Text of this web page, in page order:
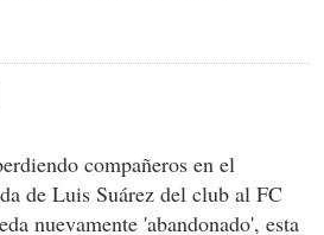
compañeros en el
de Luis Suárez del club al FC
nuevamente 'abandonado', esta